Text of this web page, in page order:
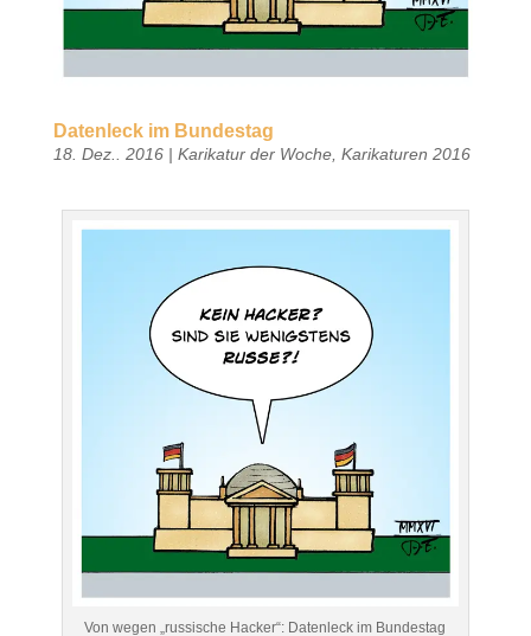
Datenleck im Bundestag
18. Dez.. 2016| Karikatur der Woche, Karikaturen 2016
Von wegen „russische Hacker“: Datenleck im Bundestag